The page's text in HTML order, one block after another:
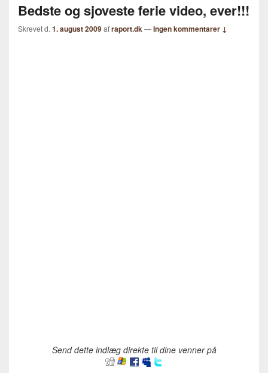
Bedste og sjoveste ferie video, ever!!!
Skrevet d. 1. august 2009afraport.dk—Ingen kommentarer ↓
Send dette indlæg direkte til dine venner på